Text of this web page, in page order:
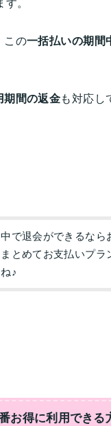
。
この一括払いの期間
期間の返金も対応し
で退会ができるなら
まとめてお支払いプラ
♪
お得に利用できる